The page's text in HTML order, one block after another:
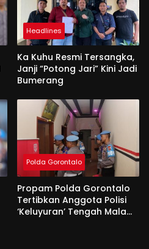
Headlines
Ka Kuhu Resmi Tersangka,
Janji “Potong Jari” Kini Jadi
Bumerang
Polda Gorontalo
Propam Polda Gorontalo
Tertibkan Anggota Polisi
‘Keluyuran’ Tengah Malam